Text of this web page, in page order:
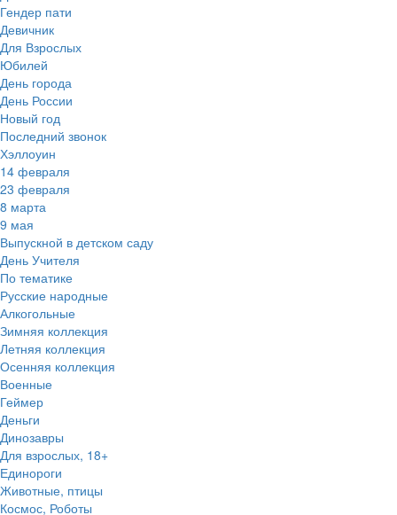
Гендер пати
Девичник
Для Взрослых
Юбилей
День города
День России
Новый год
Последний звонок
Хэллоуин
14 февраля
23 февраля
8 марта
9 мая
Выпускной в детском саду
День Учителя
По тематике
Русские народные
Алкогольные
Зимняя коллекция
Летняя коллекция
Осенняя коллекция
Военные
Геймер
Деньги
Динозавры
Для взрослых, 18+
Единороги
Животные, птицы
Космос, Роботы